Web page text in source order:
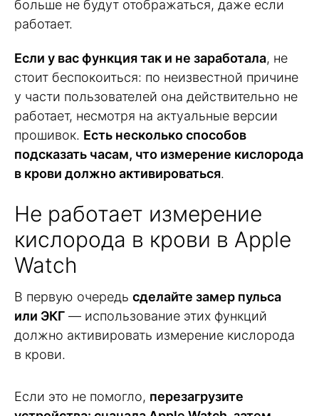
больше не будут отображаться, даже если
работает.
Если у вас функция так и не заработала, не
стоит беспокоиться: по неизвестной причине
у части пользователей она действительно не
работает, несмотря на актуальные версии
прошивок. Есть несколько способов
подсказать часам, что измерение кислорода
в крови должно активироваться.
Не работает измерение
кислорода в крови в Apple
Watch
В первую очередь сделайте замер пульса
или ЭКГ — использование этих функций
должно активировать измерение кислорода
в крови.
Если это не помогло, перезагрузите